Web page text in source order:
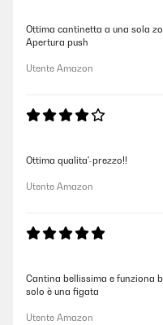
Ottima cantinetta a una sola
Apertura push
Utente Amazon
Ottima qualita'-prezzo!!
Utente Amazon
Cantina bellissima e funziona
solo è una figata
Utente Amazon